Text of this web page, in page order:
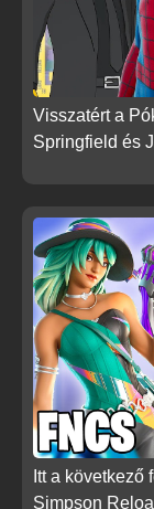
Visszatért a
Springfield és
Itt a következő
Simpson